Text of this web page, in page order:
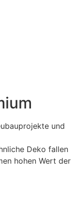
und
Deko fallen
hohen Wert der